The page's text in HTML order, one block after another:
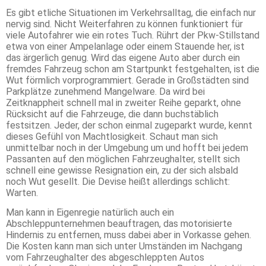
Es gibt etliche Situationen im Verkehrsalltag, die einfach nur
nervig sind. Nicht Weiterfahren zu können funktioniert für
viele Autofahrer wie ein rotes Tuch. Rührt der Pkw-Stillstand
etwa von einer Ampelanlage oder einem Stauende her, ist
das ärgerlich genug. Wird das eigene Auto aber durch ein
fremdes Fahrzeug schon am Startpunkt festgehalten, ist die
Wut förmlich vorprogrammiert. Gerade in Großstädten sind
Parkplätze zunehmend Mangelware. Da wird bei
Zeitknappheit schnell mal in zweiter Reihe geparkt, ohne
Rücksicht auf die Fahrzeuge, die dann buchstäblich
festsitzen. Jeder, der schon einmal zugeparkt wurde, kennt
dieses Gefühl von Machtlosigkeit. Schaut man sich
unmittelbar noch in der Umgebung um und hofft bei jedem
Passanten auf den möglichen Fahrzeughalter, stellt sich
schnell eine gewisse Resignation ein, zu der sich alsbald
noch Wut gesellt. Die Devise heißt allerdings schlicht:
Warten.
Man kann in Eigenregie natürlich auch ein
Abschleppunternehmen beauftragen, das motorisierte
Hindernis zu entfernen, muss dabei aber in Vorkasse gehen.
Die Kosten kann man sich unter Umständen im Nachgang
vom Fahrzeughalter des abgeschleppten Autos